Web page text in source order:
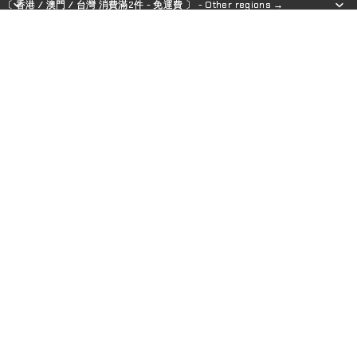
〔 香港 / 澳門 / 台灣 消費滿2件 - 免運費 〕 - Other regions →
〔 香港 / 澳門 / 台灣 消費滿2件 - 免運費 〕 - Other regions →